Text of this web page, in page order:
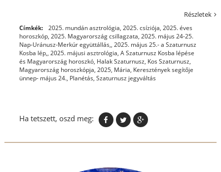
Részletek
Címkék: 2025. mundán asztrológia, 2025. csíziója, 2025. éves
horoszkóp, 2025. Magyarország csillagzata, 2025. május 24-25.
Nap-Uránusz-Merkúr együttállás,, 2025. május 25.- a Szaturnusz
Kosba lép,, 2025. májusi asztrológia, A Szaturnusz Kosba lépése
és Magyarország horoszkó, Halak Szaturnusz, Kos Szaturnusz,
Magyarország horoszkópja, 2025, Mária, Keresztények segítője
ünnep- május 24., Planétás, Szaturnusz jegyváltás
Ha tetszett, oszd meg: